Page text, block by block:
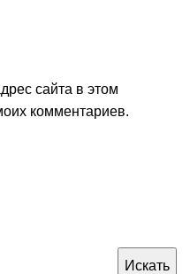
сайта в этом
комментариев.
Искать